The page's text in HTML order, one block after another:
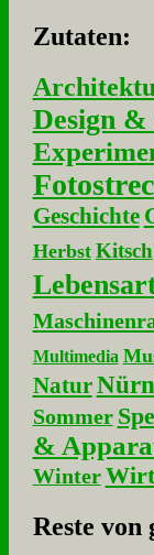
Zu­ta­ten:
Design
Geschichte
Herbst Kitsch
Multimedia
Natur
Sommer
&
Winter
Re­ste von